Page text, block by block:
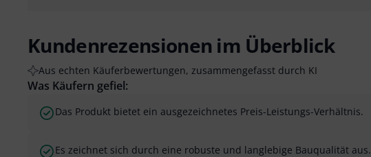
Kundenrezensionen im Überblick
Aus echten Käuferbewertungen, zusammengefasst durch KI
Was Käufern gefiel:
Das Produkt bietet ein ausgezeichnetes Preis-Leistungs-Verhältnis.
Es zeichnet sich durch eine robuste und langlebige Bauqualität aus.